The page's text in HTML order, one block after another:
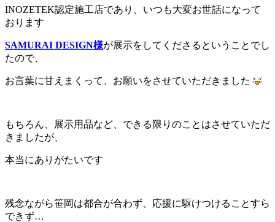
INOZETEK認定施工店であり、いつも大変お世話になって
おります
SAMURAI DESIGN様が展示をしてくださるということでし
たので、
お言葉に甘えまくって、お願いをさせていただきました
もちろん、展示用品など、できる限りのことはさせていただ
きましたが、
本当にありがたいです
残念ながら笹岡は都合が合わず、応援に駆けつけることすら
できず…